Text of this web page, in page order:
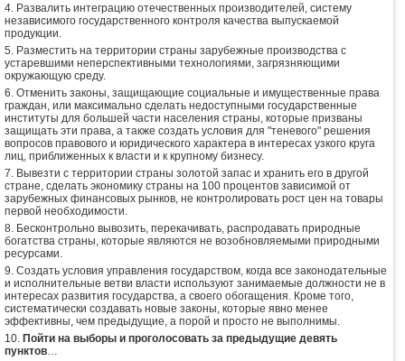
4. Развалить интеграцию отечественных производителей, систему
независимого государственного контроля качества выпускаемой
продукции.
5. Разместить на территории страны зарубежные производства с
устаревшими неперспективными технологиями, загрязняющими
окружающую среду.
6. Отменить законы, защищающие социальные и имущественные права
граждан, или максимально сделать недоступными государственные
институты для большей части населения страны, которые призваны
защищать эти права, а также создать условия для "теневого" решения
вопросов правового и юридического характера в интересах узкого круга
лиц, приближенных к власти и к крупному бизнесу.
7. Вывезти с территории страны золотой запас и хранить его в другой
стране, сделать экономику страны на 100 процентов зависимой от
зарубежных финансовых рынков, не контролировать рост цен на товары
первой необходимости.
8. Бесконтрольно вывозить, перекачивать, распродавать природные
богатства страны, которые являются не возобновляемыми природными
ресурсами.
9. Создать условия управления государством, когда все законодательные
и исполнительные ветви власти используют занимаемые должности не в
интересах развития государства, а своего обогащения. Кроме того,
систематически создавать новые законы, которые явно менее
эффективны, чем предыдущие, а порой и просто не выполнимы.
10. Пойти на выборы и проголосовать за предыдущие девять
пунктов…